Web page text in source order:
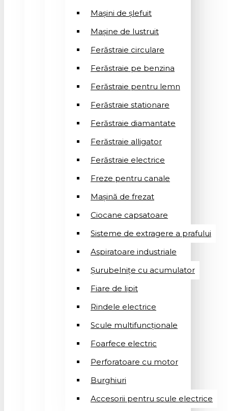
Mașini de șlefuit
Mașinе de lustruit
Ferăstraie circulare
Ferăstraie pe benzina
Ferăstraie pentru lemn
Ferăstraie stationare
Ferăstraie diamantate
Ferăstraie alligator
Ferăstraie electrice
Freze pentru canale
Mașină de frezat
Ciocane capsatoare
Sisteme de extragere a prafului
Aspiratoare industriale
Șurubelnițe cu acumulator
Fiare de lipit
Rindele electrice
Scule multifuncționale
Foarfece electric
Perforatoare cu motor
Burghiuri
Accesorii pentru scule electrice